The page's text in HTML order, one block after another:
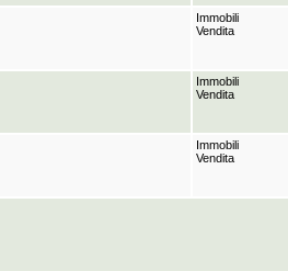
Immobili
Vendita
Immobili
Vendita
Immobili
Vendita